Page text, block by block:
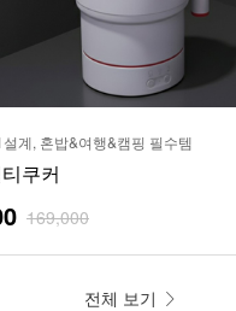
계, 혼밥&여행&캠핑 필수템
쿠커
169,000
전체 보기